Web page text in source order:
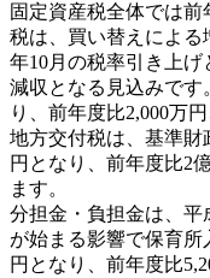
固定資産税全体では
税は、買い替えによる
年10月の税率引き上
減収となる見込みです
り、前年度比2,000万
地方交付税は、基準財
円となり、前年度比2
ます。
分担金・負担金は、平
が始まる影響で保育所
円となり、前年度比